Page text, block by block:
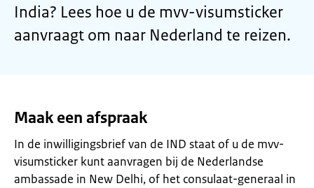
India? Lees hoe u de mvv-visumsticker
aanvraagt om naar Nederland te reizen.
Maak een afspraak
In de inwilligingsbrief van de IND staat of u de mvv-
visumsticker kunt aanvragen bij de Nederlandse
ambassade in New Delhi, of het consulaat-generaal in